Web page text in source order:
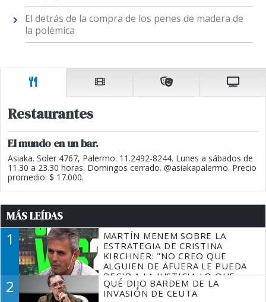
El detrás de la compra de los penes de madera de
la polémica
Restaurantes
El mundo en un bar.
Asiaka. Soler 4767, Palermo. 11.2492-8244. Lunes a sábados de
11.30 a 23.30 horas. Domingos cerrado. @asiakapalermo. Precio
promedio: $ 17.000.
MÁS LEÍDAS
1
MARTÍN MENEM SOBRE LA
ESTRATEGIA DE CRISTINA
KIRCHNER: "NO CREO QUE
ALGUIEN DE AFUERA LE PUEDA
DECIR A LA JUSTICIA LO QUE
TIENE QUE HACER"
2
QUÉ DIJO BARDEM DE LA
INVASIÓN DE CEUTA